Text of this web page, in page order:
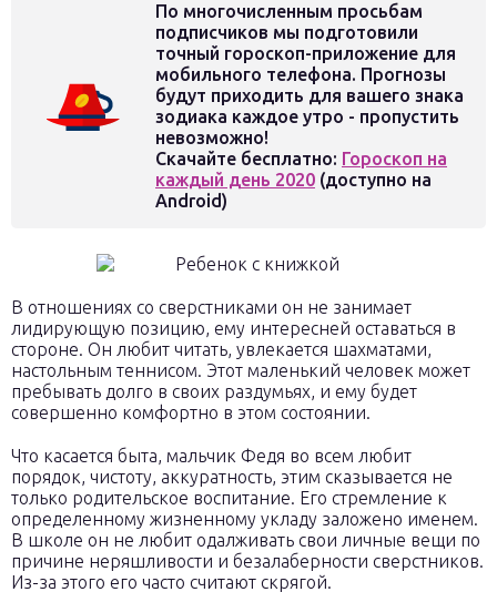
По многочисленным просьбам
подписчиков мы подготовили
точный гороскоп-приложение для
мобильного телефона. Прогнозы
будут приходить для вашего знака
зодиака каждое утро - пропустить
невозможно!
Скачайте бесплатно: Гороскоп на
каждый день 2020 (доступно на
Android)
В отношениях со сверстниками он не занимает
лидирующую позицию, ему интересней оставаться в
стороне. Он любит читать, увлекается шахматами,
настольным теннисом. Этот маленький человек может
пребывать долго в своих раздумьях, и ему будет
совершенно комфортно в этом состоянии.
Что касается быта, мальчик Федя во всем любит
порядок, чистоту, аккуратность, этим сказывается не
только родительское воспитание. Его стремление к
определенному жизненному укладу заложено именем.
В школе он не любит одалживать свои личные вещи по
причине неряшливости и безалаберности сверстников.
Из-за этого его часто считают скрягой.